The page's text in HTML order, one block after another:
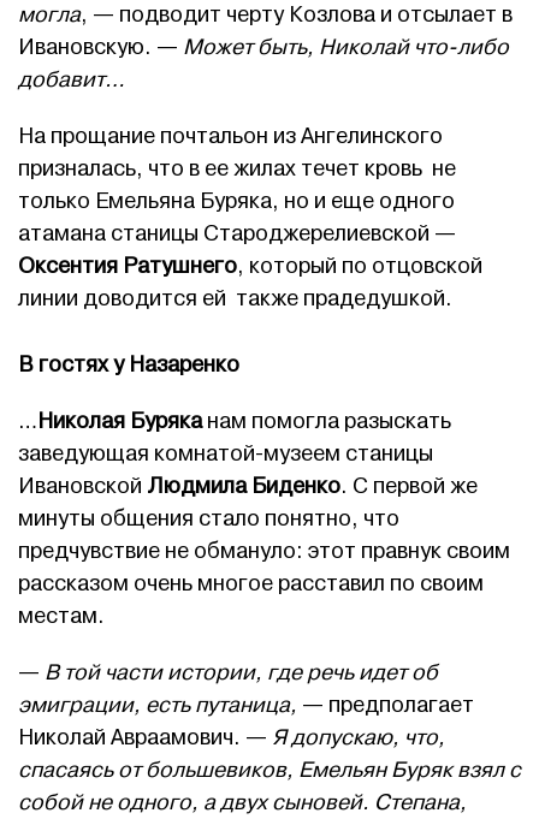
могла, — подводит черту Козлова и отсылает в
Ивановскую. — Может быть, Николай что-либо
добавит…
На прощание почтальон из Ангелинского
призналась, что в ее жилах течет кровь не
только Емельяна Буряка, но и еще одного
атамана станицы Староджерелиевской —
Оксентия Ратушнего, который по отцовской
линии доводится ей также прадедушкой.
В гостях у Назаренко
…Николая Буряканам помогла разыскать
заведующая комнатой-музеем станицы
Ивановской Людмила Биденко. С первой же
минуты общения стало понятно, что
предчувствие не обмануло: этот правнук своим
рассказом очень многое расставил по своим
местам.
— В той части истории, где речь идет об
эмиграции, есть путаница, — предполагает
Николай Авраамович. — Я допускаю, что,
спасаясь от большевиков, Емельян Буряк взял с
собой не одного, а двух сыновей. Степана,